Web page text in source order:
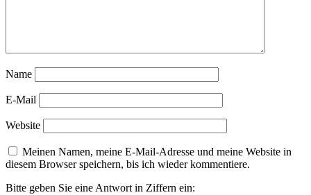
Name
E-Mail
Website
Meinen Namen, meine E-Mail-Adresse und meine Website in
diesem Browser speichern, bis ich wieder kommentiere.
Bitte geben Sie eine Antwort in Ziffern ein: